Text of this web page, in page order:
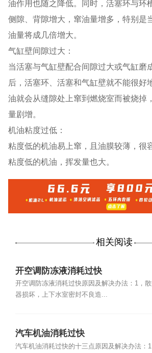
油作用也随之降低。同时，活塞环与环
侧隙、背隙增大，窜油量增多，特别是
油量将成几倍增大。
气缸壁间隙过大：
当活塞与气缸壁配合间隙过大或气缸磨
后，活塞环、活塞和气缸壁就不能很好
油就会从缝隙处上窜到燃烧室而被烧掉
量剧增。
机油粘度过低：
粘度低的机油易上窜，且油膜较薄，很
粘度低的机油，挥发量也大。
相关阅读
开空调防冻液消耗过快
开空调防冻液消耗过快原因及解决办法：1，
器损坏，上下水室密封不良造...
汽车机油消耗过快
汽车机油消耗过快的十三点原因及解决办法：1